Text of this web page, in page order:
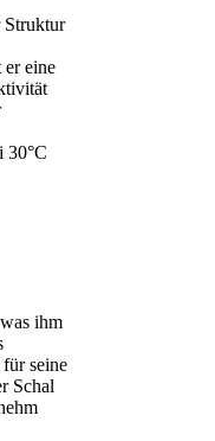
Struktur
er eine
30°C
ihm
seine
Schal